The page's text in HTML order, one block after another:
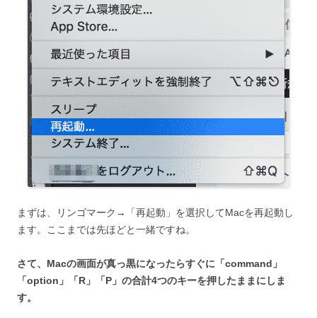
まずは、リンゴマーク→「再起動」を選択してMacを再起動し
ます。ここまでは先ほどと一緒ですね。
さて、Macの画面が真っ黒になったらすぐに「command」
「option」「R」「P」の合計4つのキーを押したままにしま
す。